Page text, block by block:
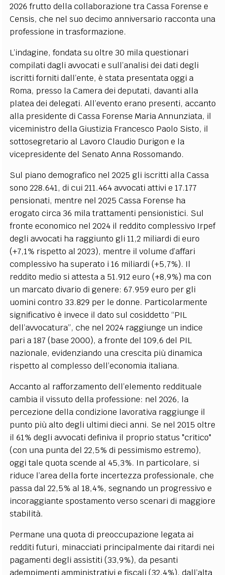
2026 frutto della collaborazione tra Cassa Forense e
Censis, che nel suo decimo anniversario racconta una
professione in trasformazione.
L’indagine, fondata su oltre 30 mila questionari
compilati dagli avvocati e sull’analisi dei dati degli
iscritti forniti dall’ente, è stata presentata oggi a
Roma, presso la Camera dei deputati, davanti alla
platea dei delegati. All’evento erano presenti, accanto
alla presidente di Cassa Forense Maria Annunziata, il
viceministro della Giustizia Francesco Paolo Sisto, il
sottosegretario al Lavoro Claudio Durigon e la
vicepresidente del Senato Anna Rossomando.
Sul piano demografico nel 2025 gli iscritti alla Cassa
sono 228.641, di cui 211.464 avvocati attivi e 17.177
pensionati, mentre nel 2025 Cassa Forense ha
erogato circa 36 mila trattamenti pensionistici. Sul
fronte economico nel 2024 il reddito complessivo Irpef
degli avvocati ha raggiunto gli 11,2 miliardi di euro
(+7,1% rispetto al 2023), mentre il volume d’affari
complessivo ha superato i 16 miliardi (+5,7%). Il
reddito medio si attesta a 51.912 euro (+8,9%) ma con
un marcato divario di genere: 67.959 euro per gli
uomini contro 33.829 per le donne. Particolarmente
significativo è invece il dato sul cosiddetto “PIL
dell’avvocatura”, che nel 2024 raggiunge un indice
pari a 187 (base 2000), a fronte del 109,6 del PIL
nazionale, evidenziando una crescita più dinamica
rispetto al complesso dell’economia italiana.
Accanto al rafforzamento dell’elemento reddituale
cambia il vissuto della professione: nel 2026, la
percezione della condizione lavorativa raggiunge il
punto più alto degli ultimi dieci anni. Se nel 2015 oltre
il 61% degli avvocati definiva il proprio status "critico"
(con una punta del 22,5% di pessimismo estremo),
oggi tale quota scende al 45,3%. In particolare, si
riduce l’area della forte incertezza professionale, che
passa dal 22,5% al 18,4%, segnando un progressivo e
incoraggiante spostamento verso scenari di maggiore
stabilità.
Permane una quota di preoccupazione legata ai
redditi futuri, minacciati principalmente dai ritardi nei
pagamenti degli assistiti (33,9%), da pesanti
adempimenti amministrativi e fiscali (32,4%), dall’alta